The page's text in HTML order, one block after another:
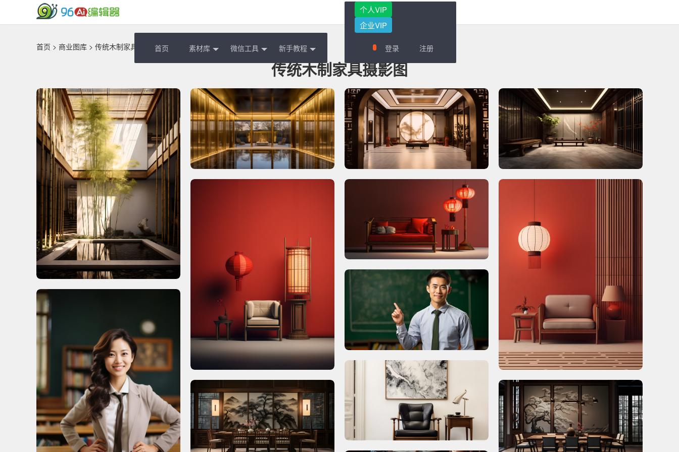
首页 素材库 微信工具 新手教程
个人VIP
企业VIP
登录 注册
首页 > 商业图库 > 传统木制家具摄影图
传统木制家具摄影图